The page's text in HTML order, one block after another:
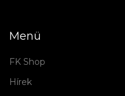
Menü
FK Shop
Hírek